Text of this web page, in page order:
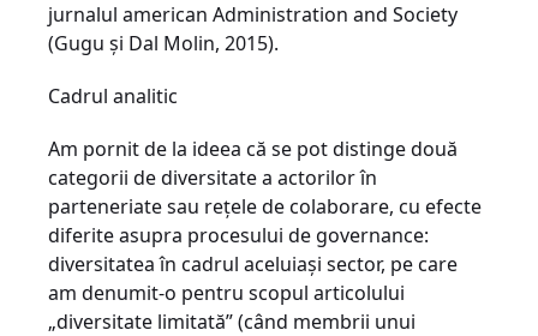
jurnalul american Administration and Society
(Gugu şi Dal Molin, 2015).
Cadrul analitic
Am pornit de la ideea că se pot distinge două
categorii de diversitate a actorilor în
parteneriate sau reţele de colaborare, cu efecte
diferite asupra procesului de governance:
diversitatea în cadrul aceluiaşi sector, pe care
am denumit-o pentru scopul articolului
„diversitate limitată” (când membrii unui